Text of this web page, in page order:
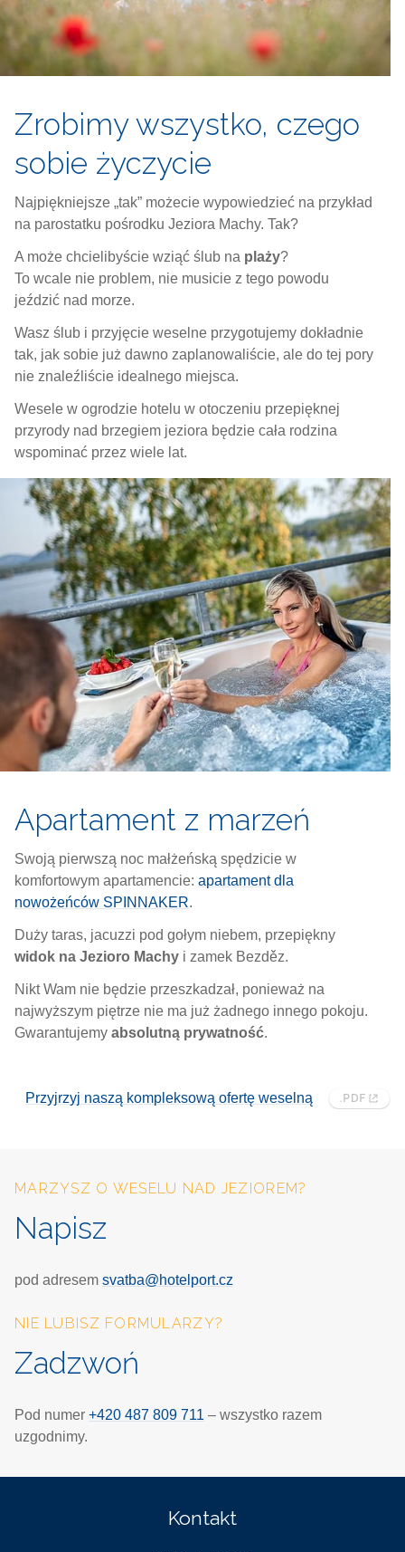
Zrobimy wszystko, czego
sobie życzycie
Najpiękniejsze „tak” możecie wypowiedzieć na przykład
na parostatku pośrodku Jeziora Machy. Tak?
A może chcielibyście wziąć ślub na plaży?
To wcale nie problem, nie musicie z tego powodu
jeździć nad morze.
Wasz ślub i przyjęcie weselne przygotujemy dokładnie
tak, jak sobie już dawno zaplanowaliście, ale do tej pory
nie znaleźliście idealnego miejsca.
Wesele w ogrodzie hotelu w otoczeniu przepięknej
przyrody nad brzegiem jeziora będzie cała rodzina
wspominać przez wiele lat.
Apartament z marzeń
Swoją pierwszą noc małżeńską spędzicie w
komfortowym apartamencie: apartament dla
nowożeńców SPINNAKER.
Duży taras, jacuzzi pod gołym niebem, przepiękny
widok na Jezioro Machy i zamek Bezděz.
Nikt Wam nie będzie przeszkadzał, ponieważ na
najwyższym piętrze nie ma już żadnego innego pokoju.
Gwarantujemy absolutną prywatność.
Przyjrzyj naszą kompleksową ofertę weselną
MARZYSZ O WESELU NAD JEZIOREM?
Napisz
pod adresem svatba@hotelport.cz
NIE LUBISZ FORMULARZY?
Zadzwoń
Pod numer +420 487 809 711 – wszystko razem
uzgodnimy.
Kontakt